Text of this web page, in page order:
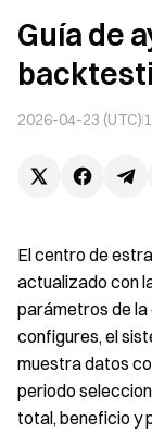
Guía de
2026-04-23 (UTC)
El centro de
actualizado con
parámetros de
configures, el
muestra datos
periodo
total, beneficio y